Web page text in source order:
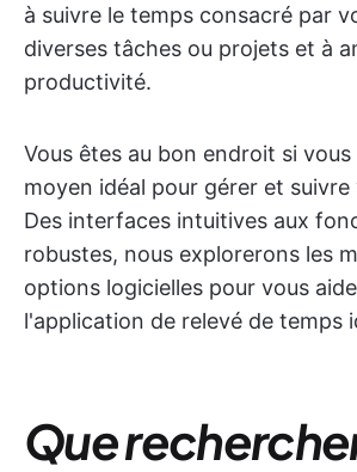
à suivre le temps consacré par
diverses tâches ou projets et à
productivité.
Vous êtes au bon endroit si
moyen idéal pour gérer et
Des interfaces intuitives aux
robustes, nous explorerons les
options logicielles pour vous
l'application de relevé de temps
Que